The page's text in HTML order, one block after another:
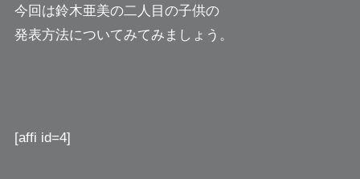
今回は鈴木亜美の二人目の子供の
発表方法についてみてみましょう。
[affi id=4]